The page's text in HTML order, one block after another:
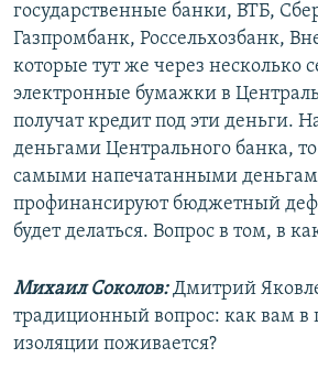
государственные банки, ВТБ,
Газпромбанк, Россельхозбанк,
которые тут же через несколько
электронные бумажки в
получат кредит под эти деньги.
деньгами Центрального банка,
самыми напечатанными
профинансируют бюджетный
будет делаться. Вопрос в том, в
Михаил Соколов:Дмитрий
традиционный вопрос: как вам в
изоляции поживается?